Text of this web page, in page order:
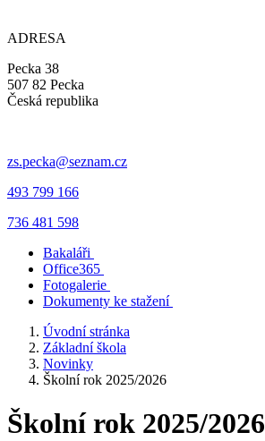
ADRESA
Pecka 38
507 82 Pecka
Česká republika
zs.pecka@seznam.cz
493 799 166
736 481 598
Bakaláři
Office365
Fotogalerie
Dokumenty ke stažení
Úvodní stránka
Základní škola
Novinky
Školní rok 2025/2026
Školní rok 2025/2026